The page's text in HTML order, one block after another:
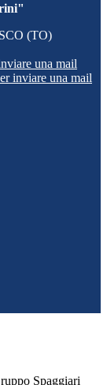
(TO)
una mail
inviare una mail
Spaggiari